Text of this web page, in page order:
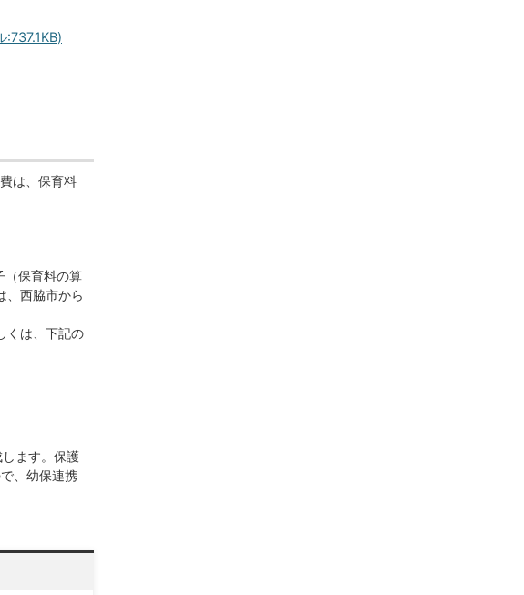
:737.1KB)
は、保育料
（保育料の算
、西脇市から
くは、下記の
ます。保護
、幼保連携